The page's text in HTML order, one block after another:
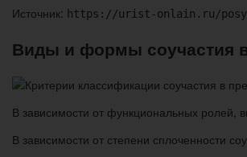
Источник: https://urist-onlain.ru/
Виды и формы соучастия
В зависимости от функциональных ролей,
В зависимости от степени сплоченности